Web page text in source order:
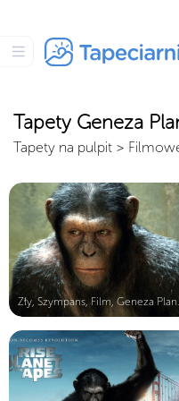
Tapety Geneza
Tapety na pulpit >
Zły,